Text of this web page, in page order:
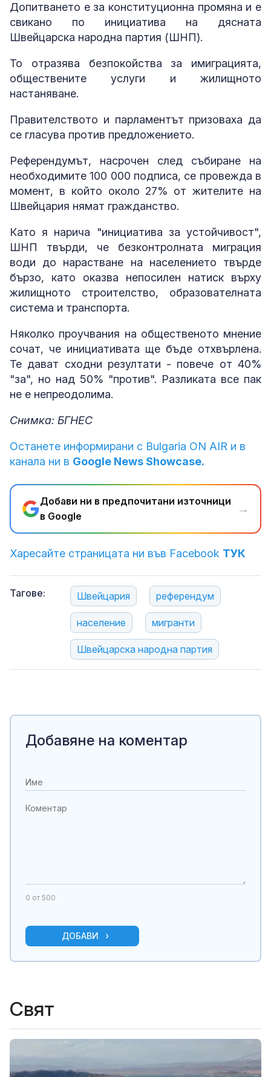
Допитването е за конституционна промяна и е
свикано по инициатива на дясната
Швейцарска народна партия (ШНП).
То отразява безпокойства за имиграцията,
обществените услуги и жилищното
настаняване.
Правителството и парламентът призоваха да
се гласува против предложението.
Референдумът, насрочен след събиране на
необходимите 100 000 подписа, се провежда в
момент, в който около 27% от жителите на
Швейцария нямат гражданство.
Като я нарича "инициатива за устойчивост",
ШНП твърди, че безконтролната миграция
води до нарастване на населението твърде
бързо, като оказва непосилен натиск върху
жилищното строителство, образователната
система и транспорта.
Няколко проучвания на общественото мнение
сочат, че инициативата ще бъде отхвърлена.
Те дават сходни резултати - повече от 40%
"за", но над 50% "против". Разликата все пак
не е непреодолима.
Снимка: БГНЕС
Останете информирани с Bulgaria ON AIR и в
канала ни в Google News Showcase.
Добави ни в предпочитани източници
в Google
→
Харесайте страницата ни във Facebook ТУК
Тагове: Швейцария референдум
население мигранти
Швейцарска народна партия
Добавяне на коментар
0 от 500
ДОБАВИ
Свят